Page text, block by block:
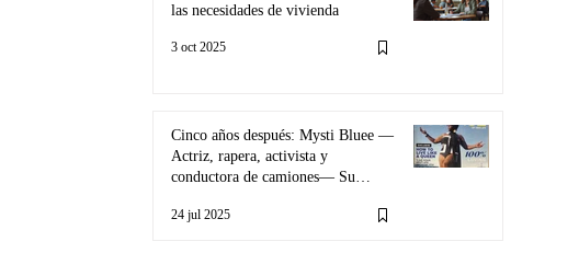
las necesidades de vivienda
3 oct 2025
Cinco años después: Mysti Bluee —
Actriz, rapera, activista y
conductora de camiones— Su
incluso después de la oscuridad de
24 jul 2025